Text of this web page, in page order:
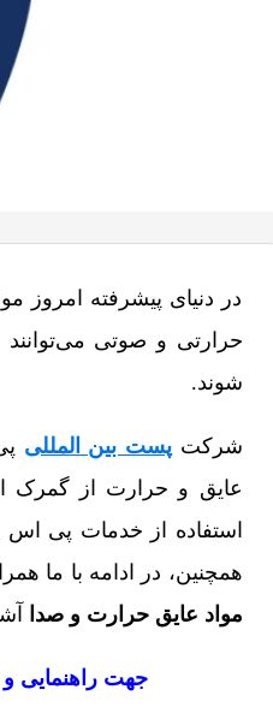
در دنیای پیشرفته امروز
حرارتی و صوتی
شوند.
شرکتپست بین المللی
عایق و حرارت از گمرک
استفاده از خدمات پی اس
همچنین، در ادامه با ما
مواد عایق حرارت و صدا
جهت راهنمایی